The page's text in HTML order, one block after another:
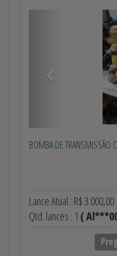
BOMBA DE TRANSMISSÃO
Lance Atual : R$ 3.000,00
Qtd. lances : 1 (